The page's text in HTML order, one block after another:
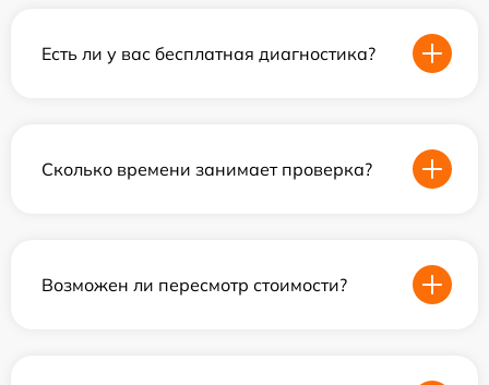
Есть ли у вас бесплатная диагностика?
Сколько времени занимает проверка?
Возможен ли пересмотр стоимости?